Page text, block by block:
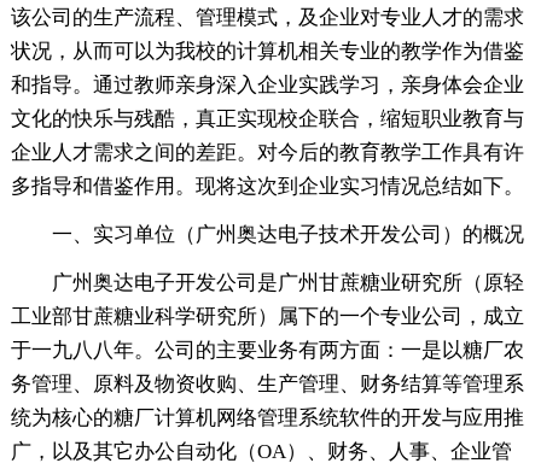
该公司的生产流程、管理模式，及企业对专业人才的需求
状况，从而可以为我校的计算机相关专业的教学作为借鉴
和指导。通过教师亲身深入企业实践学习，亲身体会企业
文化的快乐与残酷，真正实现校企联合，缩短职业教育与
企业人才需求之间的差距。对今后的教育教学工作具有许
多指导和借鉴作用。现将这次到企业实习情况总结如下。
一、实习单位（广州奥达电子技术开发公司）的概况
广州奥达电子开发公司是广州甘蔗糖业研究所（原轻
工业部甘蔗糖业科学研究所）属下的一个专业公司，成立
于一九八八年。公司的主要业务有两方面：一是以糖厂农
务管理、原料及物资收购、生产管理、财务结算等管理系
统为核心的糖厂计算机网络管理系统软件的开发与应用推
广，以及其它办公自动化（OA）、财务、人事、企业管